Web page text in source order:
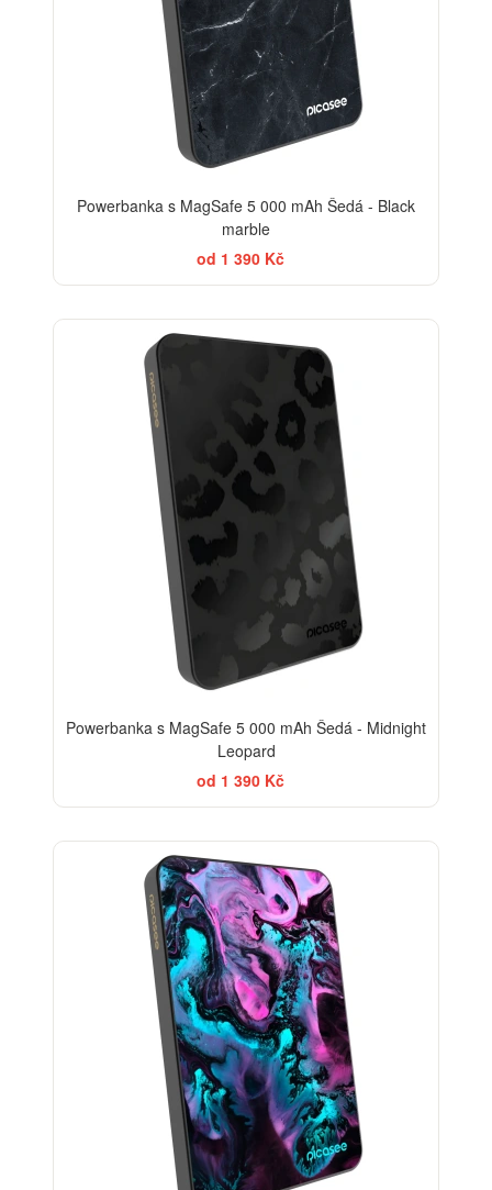
Powerbanka s MagSafe 5 000 mAh Šedá - Black
marble
od 1 390 Kč
Powerbanka s MagSafe 5 000 mAh Šedá - Midnight
Leopard
od 1 390 Kč